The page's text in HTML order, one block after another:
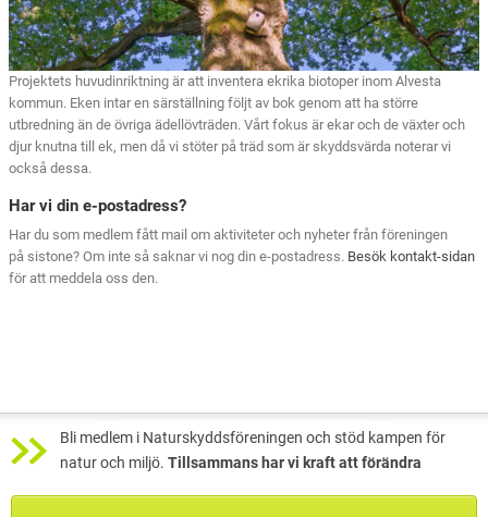
Projektets huvudinriktning är att inventera ekrika biotoper inom Alvesta
kommun. Eken intar en särställning följt av bok genom att ha större
utbredning än de övriga ädellövträden. Vårt fokus är ekar och de växter och
djur knutna till ek, men då vi stöter på träd som är skyddsvärda noterar vi
också dessa.
Har vi din e-postadress?
Har du som medlem fått mail om aktiviteter och nyheter från föreningen
på sistone? Om inte så saknar vi nog din e-postadress. Besök kontakt-sidan
för att meddela oss den.
Bli medlem i Naturskyddsföreningen och stöd kampen för
natur och miljö. Tillsammans har vi kraft att förändra